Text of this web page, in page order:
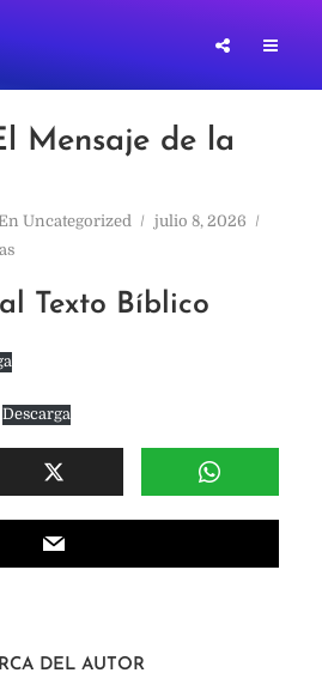
Mensaje de la
Uncategorized
julio 8, 2026
Texto Bíblico
Descarga
DEL AUTOR